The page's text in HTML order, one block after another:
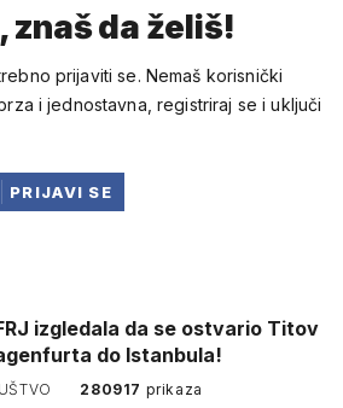
znaš da želiš!
prijaviti se. Nemaš korisnički
i jednostavna, registriraj se i uključi
PRIJAVI SE
izgledala da se ostvario Titov
do Istanbula!
280917 prikaza